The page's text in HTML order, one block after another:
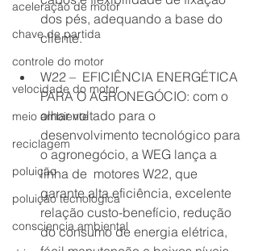
aceleração de motor
chave de partida
controle do motor
velocidade do motor
meio ambiente
reciclagem
poluição
poluição tecnologica
consciencia ambiental
dos pés, adequando a base do
cliente.
W22 –  EFICIÊNCIA ENERGÉTICA
PARA O AGRONEGÓCIO: com o
olhar voltado para o
desenvolvimento tecnológico para
o agronegócio, a WEG lança a
linha de  motores W22, que
garante alta eficiência, excelente
relação custo-benefício, redução
do consumo de energia elétrica,